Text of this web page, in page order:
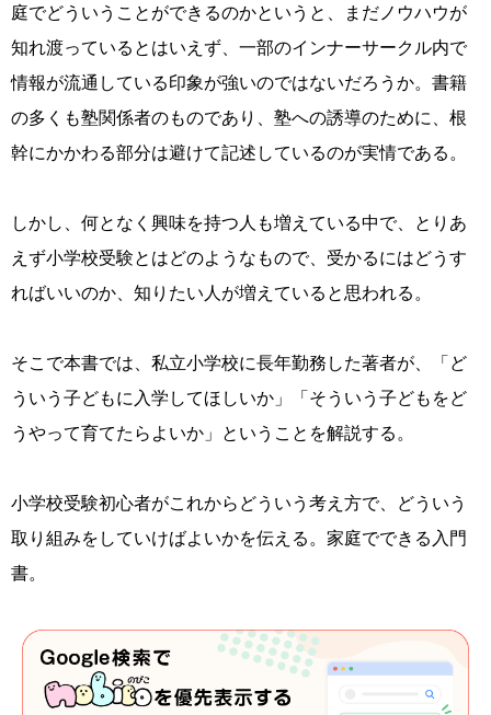
庭でどういうことができるのかというと、まだノウハウが
知れ渡っているとはいえず、一部のインナーサークル内で
情報が流通している印象が強いのではないだろうか。書籍
の多くも塾関係者のものであり、塾への誘導のために、根
幹にかかわる部分は避けて記述しているのが実情である。
しかし、何となく興味を持つ人も増えている中で、とりあ
えず小学校受験とはどのようなもので、受かるにはどうす
ればいいのか、知りたい人が増えていると思われる。
そこで本書では、私立小学校に長年勤務した著者が、「ど
ういう子どもに入学してほしいか」「そういう子どもをど
うやって育てたらよいか」ということを解説する。
小学校受験初心者がこれからどういう考え方で、どういう
取り組みをしていけばよいかを伝える。家庭でできる入門
書。